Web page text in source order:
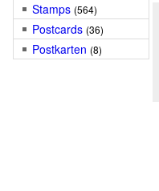
Stamps (564)
Postcards (36)
Postkarten (8)